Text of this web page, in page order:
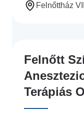
Felnőttház
Felnőtt
Terápiás